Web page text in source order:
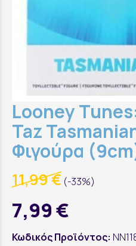
Looney
Taz
Φιγούρα
11,99 € (-33%)
7,99 €
Κωδικός Προϊόντος: